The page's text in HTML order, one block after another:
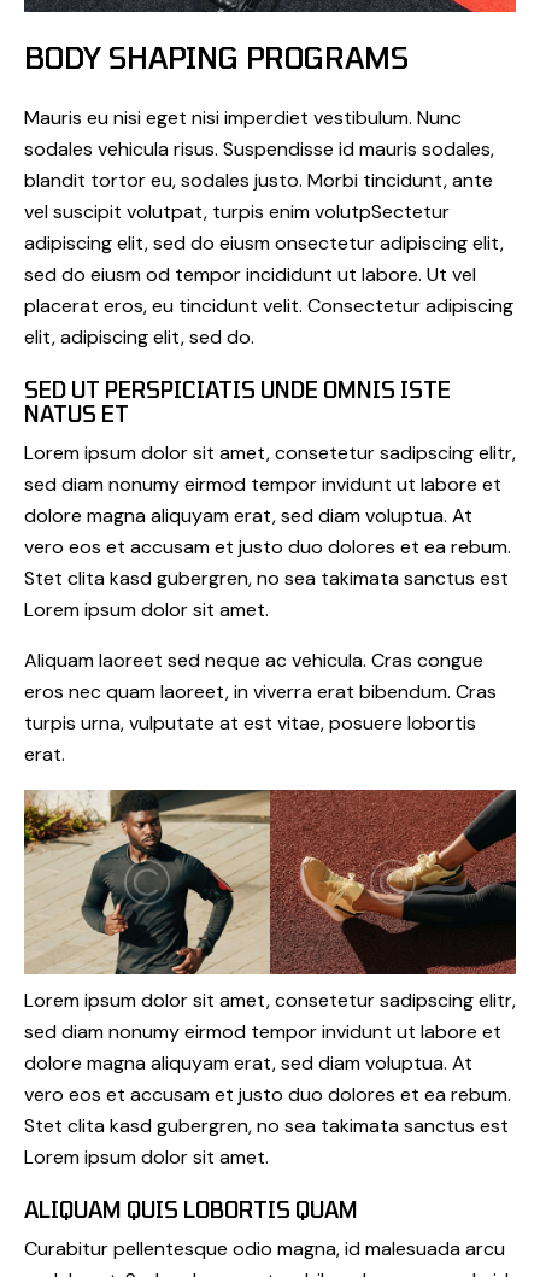
BODY SHAPING PROGRAMS
Mauris eu nisi eget nisi imperdiet vestibulum. Nunc
sodales vehicula risus. Suspendisse id mauris sodales,
blandit tortor eu, sodales justo. Morbi tincidunt, ante
vel suscipit volutpat, turpis enim volutpSectetur
adipiscing elit, sed do eiusm onsectetur adipiscing elit,
sed do eiusm od tempor incididunt ut labore. Ut vel
placerat eros, eu tincidunt velit. Consectetur adipiscing
elit, adipiscing elit, sed do.
SED UT PERSPICIATIS UNDE OMNIS ISTE
NATUS ET
Lorem ipsum dolor sit amet, consetetur sadipscing elitr,
sed diam nonumy eirmod tempor invidunt ut labore et
dolore magna aliquyam erat, sed diam voluptua. At
vero eos et accusam et justo duo dolores et ea rebum.
Stet clita kasd gubergren, no sea takimata sanctus est
Lorem ipsum dolor sit amet.
Aliquam laoreet sed neque ac vehicula. Cras congue
eros nec quam laoreet, in viverra erat bibendum. Cras
turpis urna, vulputate at est vitae, posuere lobortis
erat.
Lorem ipsum dolor sit amet, consetetur sadipscing elitr,
sed diam nonumy eirmod tempor invidunt ut labore et
dolore magna aliquyam erat, sed diam voluptua. At
vero eos et accusam et justo duo dolores et ea rebum.
Stet clita kasd gubergren, no sea takimata sanctus est
Lorem ipsum dolor sit amet.
ALIQUAM QUIS LOBORTIS QUAM
Curabitur pellentesque odio magna, id malesuada arcu